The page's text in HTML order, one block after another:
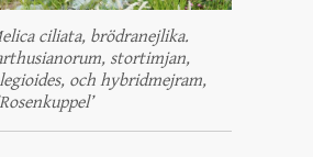
ciliata, brödranejlika.
stortimjan,
och hybridmejram,